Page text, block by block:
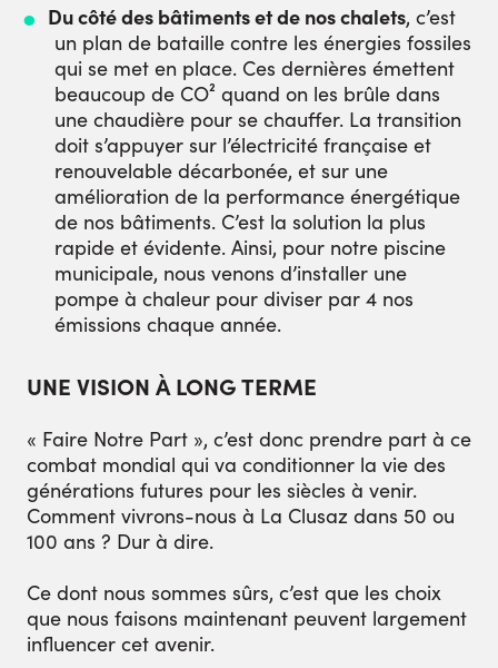
Du côté des bâtiments et de nos chalets, c’est
un plan de bataille contre les énergies fossiles
qui se met en place. Ces dernières émettent
beaucoup de CO² quand on les brûle dans
une chaudière pour se chauffer. La transition
doit s’appuyer sur l’électricité française et
renouvelable décarbonée, et sur une
amélioration de la performance énergétique
de nos bâtiments. C’est la solution la plus
rapide et évidente. Ainsi, pour notre piscine
municipale, nous venons d’installer une
pompe à chaleur pour diviser par 4 nos
émissions chaque année.
UNE VISION À LONG TERME
« Faire Notre Part », c’est donc prendre part à ce
combat mondial qui va conditionner la vie des
générations futures pour les siècles à venir.
Comment vivrons-nous à La Clusaz dans 50 ou
100 ans ? Dur à dire.
Ce dont nous sommes sûrs, c’est que les choix
que nous faisons maintenant peuvent largement
influencer cet avenir.